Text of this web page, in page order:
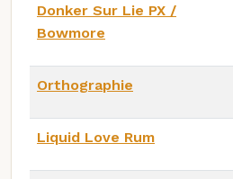
Donker Sur Lie PX /
Bowmore
Orthographie
Liquid Love Rum